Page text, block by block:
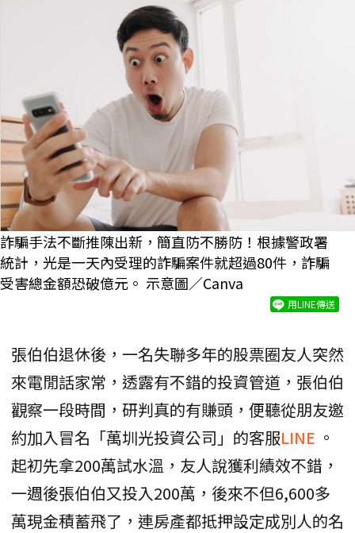
詐騙手法不斷推陳出新，簡直防不勝防！根據警政署
統計，光是一天內受理的詐騙案件就超過80件，詐騙
受害總金額恐破億元。 示意圖／Canva
用LINE傳送
張伯伯退休後，一名失聯多年的股票圈友人突然
來電閒話家常，透露有不錯的投資管道，張伯伯
觀察一段時間，研判真的有賺頭，便聽從朋友邀
約加入冒名「萬圳光投資公司」的客服LINE 。
起初先拿200萬試水溫，友人說獲利績效不錯，
一週後張伯伯又投入200萬，後來不但6,600多
萬現金積蓄飛了，連房產都抵押設定成別人的名